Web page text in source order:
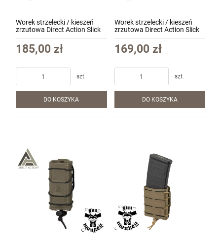
Worek strzelecki / kieszeń
zrzutowa Direct Action Slick
Dump Pouch kolor Ranger
Green (PO-DPSL-NLN-RGR)
185,00 zł
szt.
DO KOSZYKA
Worek strzelecki / kieszeń
zrzutowa Direct Action Slick
Dump Pouch kolor Adaptive
Green (PO-DPSL-NLN-AGR)
169,00 zł
szt.
DO KOSZYKA